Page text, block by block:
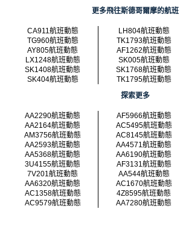
更多飛往斯德哥爾摩的航班
CA911航班動態
LH804航班動態
TG960航班動態
TK1793航班動態
AY805航班動態
AF1262航班動態
LX1248航班動態
SK005航班動態
SK1408航班動態
SK1768航班動態
SK404航班動態
TK1795航班動態
探索更多
AA2290航班動態
AF5966航班動態
AA2164航班動態
AC5495航班動態
AM3756航班動態
AC8145航班動態
AA2593航班動態
AA4571航班動態
AA5368航班動態
AA6190航班動態
3U4155航班動態
AF3131航班動態
7V201航班動態
AA544航班動態
AA6320航班動態
AC1670航班動態
AC1358航班動態
4Z8595航班動態
AC9579航班動態
AA7280航班動態